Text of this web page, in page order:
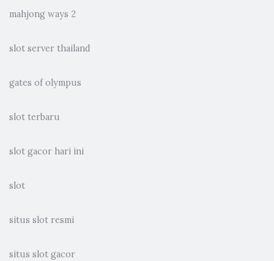
mahjong ways 2
slot server thailand
gates of olympus
slot terbaru
slot gacor hari ini
slot
situs slot resmi
situs slot gacor